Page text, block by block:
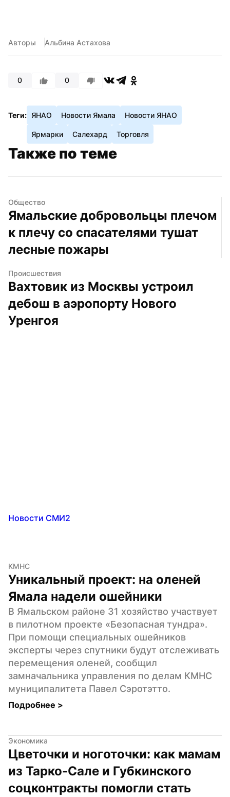
Авторы Альбина Астахова
0 0
Теги: ЯНАО Новости Ямала Новости ЯНАО
Ярмарки Салехард Торговля
Также по теме
Общество
Ямальские добровольцы плечом
к плечу со спасателями тушат
лесные пожары
Происшествия
Вахтовик из Москвы устроил
дебош в аэропорту Нового
Уренгоя
Новости СМИ2
КМНС
Уникальный проект: на оленей
Ямала надели ошейники
В Ямальском районе 31 хозяйство участвует
в пилотном проекте «Безопасная тундра».
При помощи специальных ошейников
эксперты через спутники будут отслеживать
перемещения оленей, сообщил
замначальника управления по делам КМНС
муниципалитета Павел Сэротэтто.
Подробнее >
Экономика
Цветочки и ноготочки: как мамам
из Тарко-Сале и Губкинского
соцконтракты помогли стать